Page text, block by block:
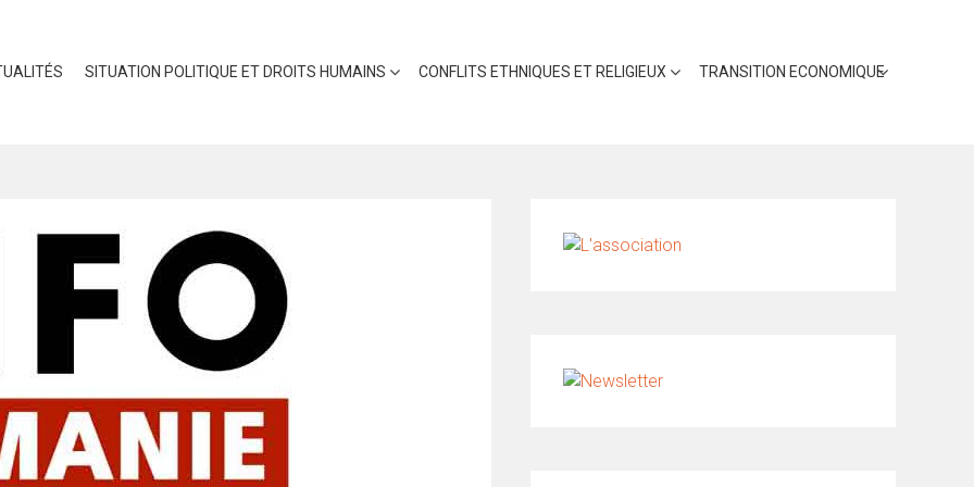
SITUATION POLITIQUE ET DROITS HUMAINS CONFLITS ETHNIQUES ET RELIGIEUX TRANSITION ECONOMIQUE